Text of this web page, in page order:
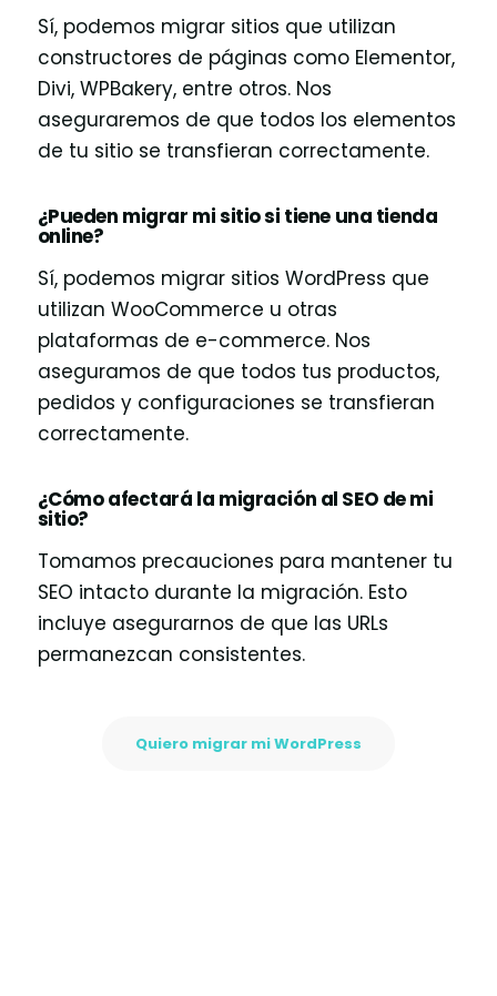
Sí, podemos migrar sitios que utilizan
constructores de páginas como Elementor,
Divi, WPBakery, entre otros. Nos
aseguraremos de que todos los elementos
de tu sitio se transfieran correctamente.
¿Pueden migrar mi sitio si tiene una tienda
online?
Sí, podemos migrar sitios WordPress que
utilizan WooCommerce u otras
plataformas de e-commerce. Nos
aseguramos de que todos tus productos,
pedidos y configuraciones se transfieran
correctamente.
¿Cómo afectará la migración al SEO de mi
sitio?
Tomamos precauciones para mantener tu
SEO intacto durante la migración. Esto
incluye asegurarnos de que las URLs
permanezcan consistentes.
Quiero migrar mi WordPress